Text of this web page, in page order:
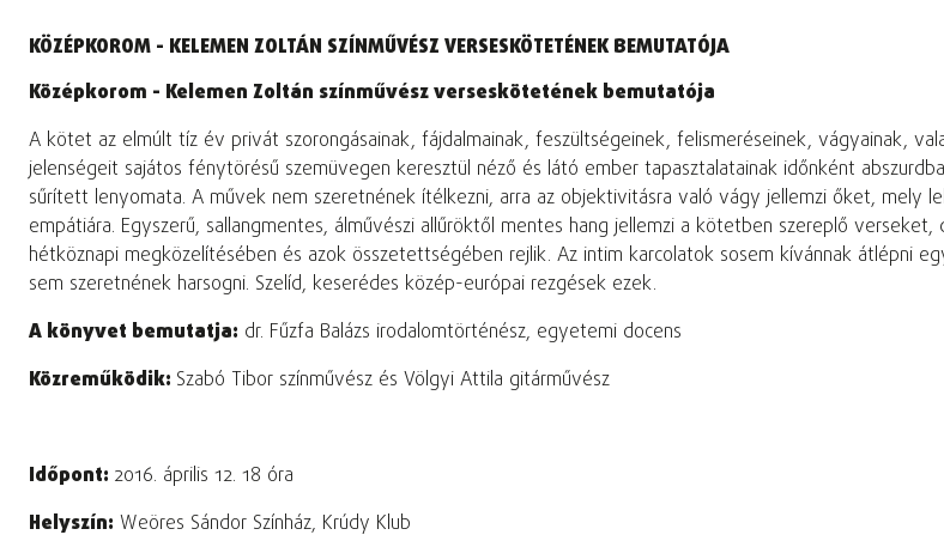
KÖZÉPKOROM - KELEMEN ZOLTÁN SZÍNMŰVÉSZ VERSESKÖTETÉNEK BEMUTATÓJA
Középkorom - Kelemen Zoltán színművész verseskötetének bemutatója
A kötet az elmúlt tíz év privát szorongásainak, fájdalmainak, feszültségeinek, felismeréseinek, vágyainak,
jelenségeit sajátos fénytörésű szemüvegen keresztül néző és látó ember tapasztalatainak időnként
sűrített lenyomata. A művek nem szeretnének ítélkezni, arra az objektivitásra való vágy jellemzi őket,
empátiára. Egyszerű, sallangmentes, álművészi allűröktől mentes hang jellemzi a kötetben szereplő
hétköznapi megközelítésében és azok összetettségében rejlik. Az intim karcolatok sosem kívánnak átlépni
sem szeretnének harsogni. Szelíd, keserédes közép-európai rezgések ezek.
A könyvet bemutatja: dr. Fűzfa Balázs irodalomtörténész, egyetemi docens
Közreműködik: Szabó Tibor színművész és Völgyi Attila gitárművész
Időpont: 2016. április 12. 18 óra
Helyszín: Weöres Sándor Színház, Krúdy Klub